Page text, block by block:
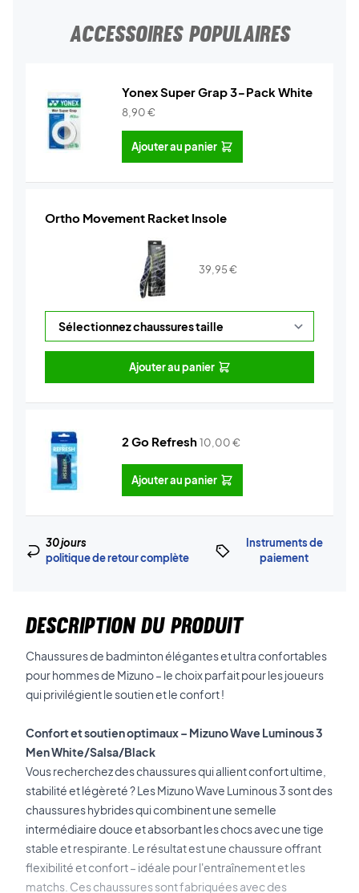
ACCESSOIRES POPULAIRES
Yonex Super Grap 3-Pack White
8,90€
Ajouter au panier
Ortho Movement Racket Insole
39,95€
Ajouter au panier
2 Go Refresh10,00€
Ajouter au panier
30 jours
politique de retour complète
Instruments de
paiement
DESCRIPTION DU PRODUIT
Chaussures de badminton élégantes et ultra confortables
pour hommes de Mizuno – le choix parfait pour les joueurs
qui privilégient le soutien et le confort !
Confort et soutien optimaux – Mizuno Wave Luminous 3
Men White/Salsa/Black
Vous recherchez des chaussures qui allient confort ultime,
stabilité et légèreté ? Les Mizuno Wave Luminous 3 sont des
chaussures hybrides qui combinent une semelle
intermédiaire douce et absorbant les chocs avec une tige
stable et respirante. Le résultat est une chaussure offrant
flexibilité et confort – idéale pour l'entraînement et les
matchs. Ces chaussures sont fabriquées avec des